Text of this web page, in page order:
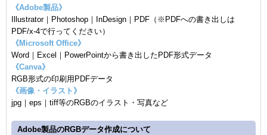
《Adobe製品》
Illustrator｜Photoshop｜InDesign｜PDF（※PDFへの書き出しは
PDF/x-4で行ってください）
《Microsoft Office》
Word｜Excel｜PowerPointから書き出したPDF形式データ
《Canva》
RGB形式の印刷用PDFデータ
《画像・イラスト》
jpg｜eps｜tiff等のRGBのイラスト・写真など
Adobe製品のRGBデータ作成について